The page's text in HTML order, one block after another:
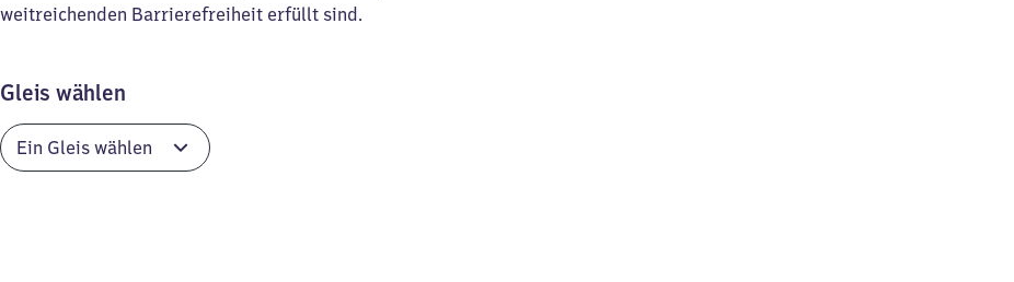
weitreichenden Barrierefreiheit erfüllt sind.
Gleis wählen